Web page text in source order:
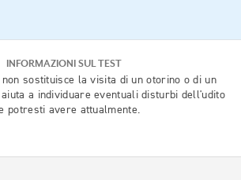
INFORMAZIONI SUL TEST
sostituisce la visita di un otorino o di un
a individuare eventuali disturbi dell'udito
potresti avere attualmente.